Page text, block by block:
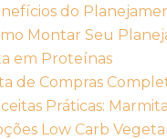
do
Montar Seu
em Proteínas
de Compras
Práticas:
Low Carb